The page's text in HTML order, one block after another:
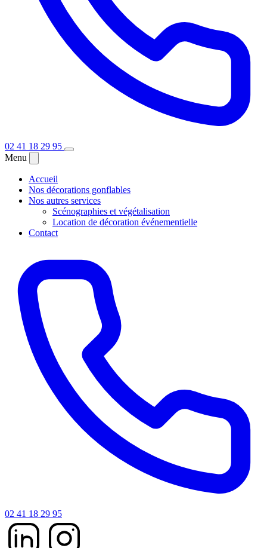
02 41 18 29 95
Menu
Accueil
Nos décorations gonflables
Nos autres services
Scénographies et végétalisation
Location de décoration événementielle
Contact
02 41 18 29 95